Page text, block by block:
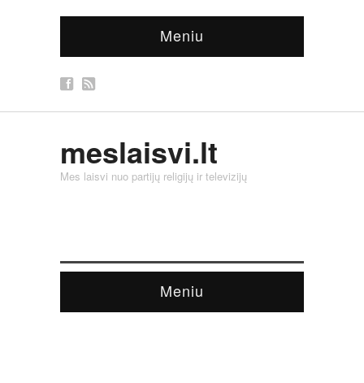
Meniu
meslaisvi.lt
Mes laisvi nuo partijų religijų ir televizijų
Meniu